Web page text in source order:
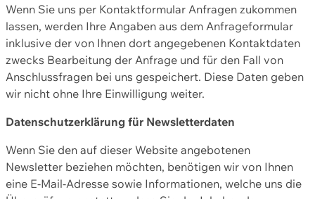
Wenn Sie uns per Kontaktformular Anfragen zukommen
lassen, werden Ihre Angaben aus dem Anfrageformular
inklusive der von Ihnen dort angegebenen Kontaktdaten
zwecks Bearbeitung der Anfrage und für den Fall von
Anschlussfragen bei uns gespeichert. Diese Daten geben
wir nicht ohne Ihre Einwilligung weiter.
Datenschutzerklärung für Newsletterdaten
Wenn Sie den auf dieser Website angebotenen
Newsletter beziehen möchten, benötigen wir von Ihnen
eine E-Mail-Adresse sowie Informationen, welche uns die